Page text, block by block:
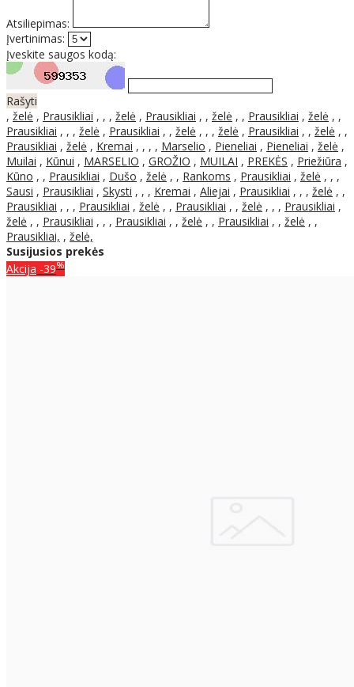
Atsiliepimas:
Įvertinimas:
Įveskite saugos kodą:
Rašyti
, želė , Prausikliai , , , želė , Prausikliai , , želė , , Prausikliai , želė , ,
Prausikliai , , , želė , Prausikliai , , želė , , , želė , Prausikliai , , želė , ,
Prausikliai , želė , Kremai , , , , Marselio , Pieneliai , Pieneliai , želė ,
Muilai , Kūnui , MARSELIO , GROŽIO , MUILAI , PREKĖS , Priežiūra ,
Kūno , , Prausikliai , Dušo , želė , , Rankoms , Prausikliai , želė , , ,
Sausi , Prausikliai , Skysti , , , Kremai , Aliejai , Prausikliai , , , želė , ,
Prausikliai , , , Prausikliai , želė , , Prausikliai , , želė , , , Prausikliai ,
želė , , Prausikliai , , , Prausikliai , , želė , , Prausikliai , , želė , ,
Prausikliai, , želė,
Susijusios prekės
Akcija -39%